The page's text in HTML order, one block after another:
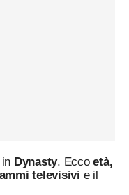
in Dynasty. Eccoetà,
televisivi e il